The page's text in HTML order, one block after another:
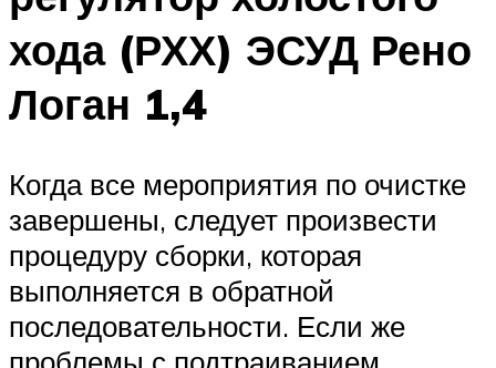
хода (РХХ) ЭСУД Рено
Логан 1,4
Когда все мероприятия по очистке
завершены, следует произвести
процедуру сборки, которая
выполняется в обратной
последовательности. Если же